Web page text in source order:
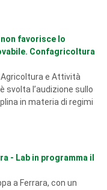
favorisce lo
Confagricoltura
e Attività
svolta l’audizione sullo
in materia di regimi
- Lab in programma il
a Ferrara, con un